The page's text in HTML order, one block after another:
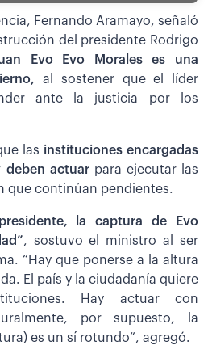
Fernando Aramayo, señaló
del presidente Rodrigo
Evo Evo Morales es una
al sostener que el líder
ante la justicia por los
las instituciones encargadas
deben actuar para ejecutar las
que continúan pendientes.
la captura de Evo
, sostuvo el ministro al ser
“Hay que ponerse a la altura
El país y la ciudadanía quiere
Hay actuar con
por supuesto, la
es un sí rotundo”, agregó.